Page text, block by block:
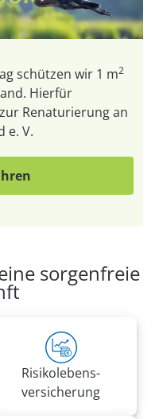
schützen wir 1 m2
Hierfür
Renaturierung an
e. V.
sorgenfreie
Risiko­lebens­
versicherung